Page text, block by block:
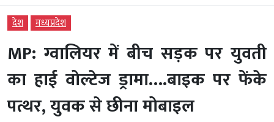
देश मध्‍यप्रदेश
MP: ग्वालियर में बीच सड़क पर युवती
का हाई वोल्टेज ड्रामा….बाइक पर फेंके
पत्थर, युवक से छीना मोबाइल